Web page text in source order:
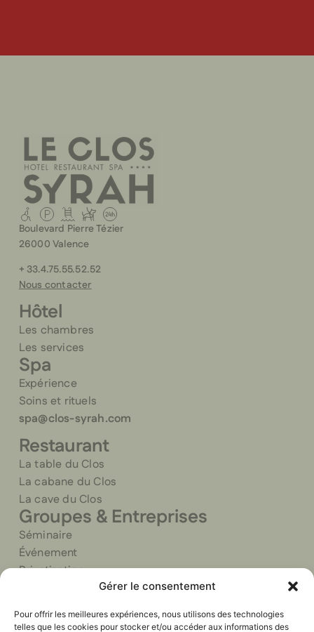
Gérer le consentement
Pour offrir les meilleures expériences, nous utilisons des technologies
telles que les cookies pour stocker et/ou accéder aux informations des
Boulevard Pierre Tézier
26000 Valence
+ 33.4.75.55.52.52
Nous contacter
Hôtel
Les chambres
Les services
Spa
Expérience
Soins et rituels
spa@clos-syrah.com
Restaurant
La table du Clos
La cabane du Clos
La cave du Clos
Groupes & Entreprises
Séminaire
Événement
Privatisation